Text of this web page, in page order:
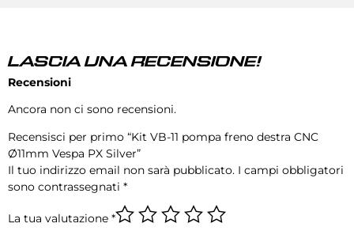
LASCIA UNA RECENSIONE!
Recensioni
Ancora non ci sono recensioni.
Recensisci per primo “Kit VB-11 pompa freno destra CNC
Ø11mm Vespa PX Silver”
Il tuo indirizzo email non sarà pubblicato. I campi obbligatori
sono contrassegnati *
La tua valutazione *